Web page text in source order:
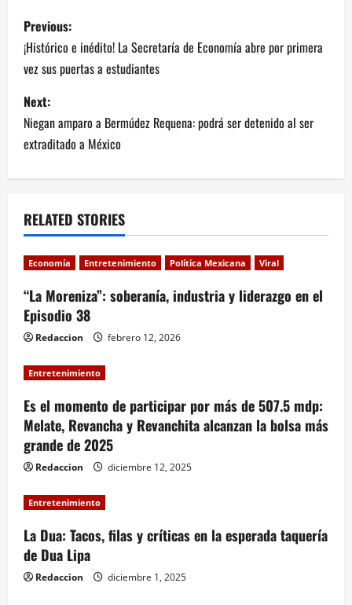
P
o
s
t
n
a
v
i
g
a
t
i
o
n
Previous:
¡Histórico e inédito! La Secretaría de Economía abre por primera
vez sus puertas a estudiantes
Next:
Niegan amparo a Bermúdez Requena: podrá ser detenido al ser
extraditado a México
RELATED STORIES
Economía Entretenimiento Política Mexicana Viral
“La Moreniza”: soberanía, industria y liderazgo en el
Episodio 38
Redaccion febrero 12, 2026
Entretenimiento
Es el momento de participar por más de 507.5 mdp:
Melate, Revancha y Revanchita alcanzan la bolsa más
grande de 2025
Redaccion diciembre 12, 2025
Entretenimiento
La Dua: Tacos, filas y críticas en la esperada taquería
de Dua Lipa
Redaccion diciembre 1, 2025